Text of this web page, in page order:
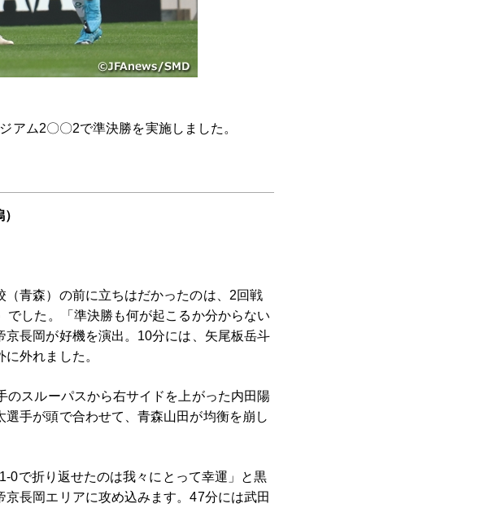
アム2〇〇2で準決勝を実施しました。
青森）の前に立ちはだかったのは、2回戦
した。「準決勝も何が起こるか分からない
長岡が好機を演出。10分には、矢尾板岳斗
外れました。
スルーパスから右サイドを上がった内田陽
手が頭で合わせて、青森山田が均衡を崩し
0で折り返せたのは我々にとって幸運」と黒
長岡エリアに攻め込みます。47分には武田